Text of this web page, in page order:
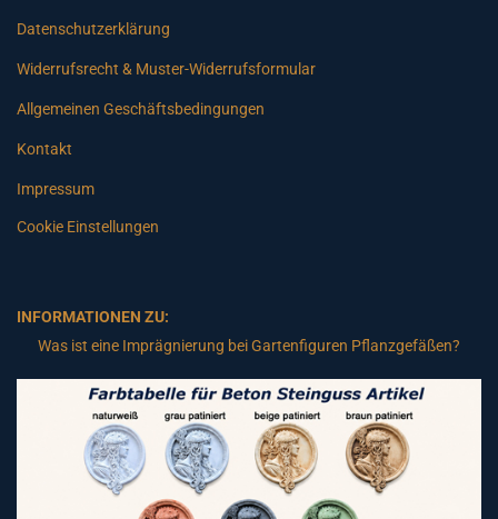
Datenschutzerklärung
Widerrufsrecht & Muster-Widerrufsformular
Allgemeinen Geschäftsbedingungen
Kontakt
Impressum
Cookie Einstellungen
INFORMATIONEN ZU:
Was ist eine Imprägnierung bei Gartenfiguren Pflanzgefäßen?